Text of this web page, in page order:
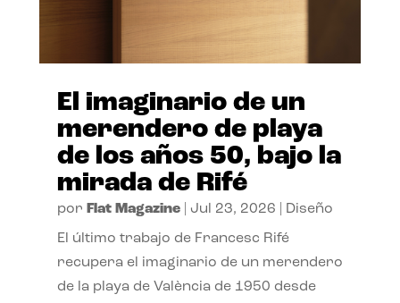
El imaginario de un
merendero de playa
de los años 50, bajo la
mirada de Rifé
por Flat Magazine| Jul 23, 2026 Diseño
El último trabajo de Francesc Rifé
recupera el imaginario de un merendero
de la playa de València de 1950 desde